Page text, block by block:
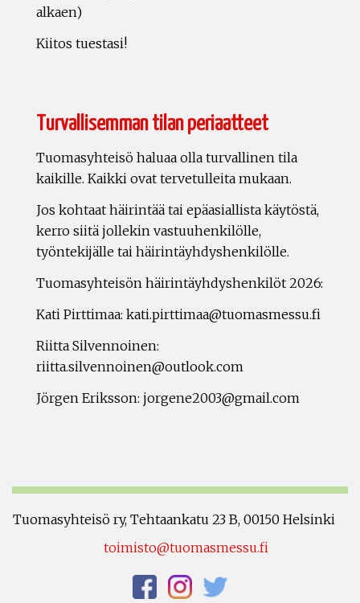
alkaen)
Kiitos tuestasi!
Turvallisemman tilan periaatteet
Tuomasyhteisö haluaa olla turvallinen tila
kaikille. Kaikki ovat tervetulleita mukaan.
Jos kohtaat häirintää tai epäasiallista käytöstä,
kerro siitä jollekin vastuuhenkilölle,
työntekijälle tai häirintäyhdyshenkilölle.
Tuomasyhteisön häirintäyhdyshenkilöt 2026:
Kati Pirttimaa: kati.pirttimaa@tuomasmessu.fi
Riitta Silvennoinen:
riitta.silvennoinen@outlook.com
Jörgen Eriksson: jorgene2003@gmail.com
Tuomasyhteisö ry, Tehtaankatu 23 B, 00150 Helsinki
toimisto@tuomasmessu.fi